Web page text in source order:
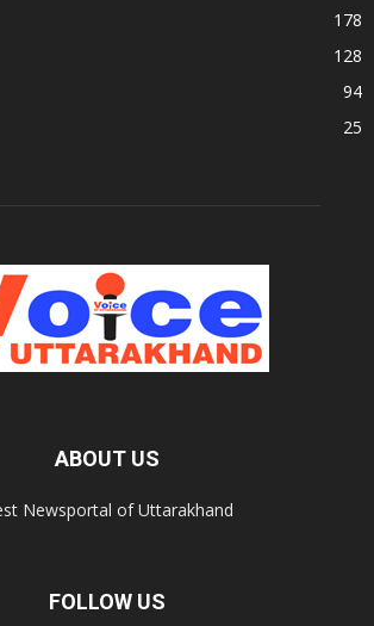
178
128
94
25
ABOUT US
Newsportal of Uttarakhand
FOLLOW US